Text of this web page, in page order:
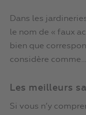
Dans les
le nom de « faux
bien que
considère
Les meilleurs
Si vous n’y